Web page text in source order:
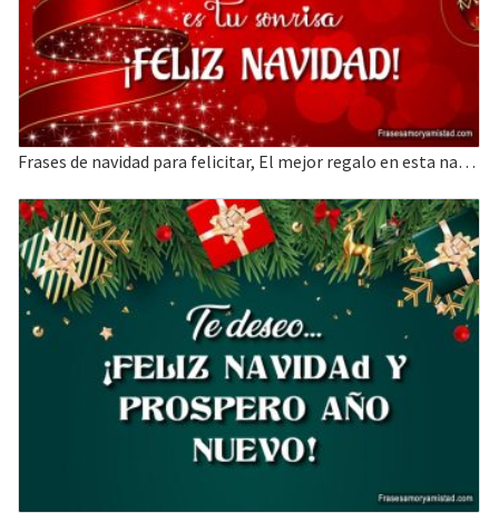
Frases de navidad para felicitar, El mejor regalo en esta navidad es tu sonrisa.